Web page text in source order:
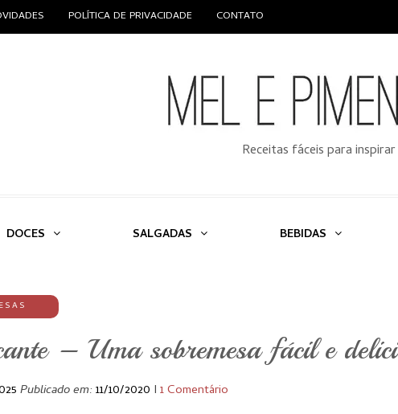
POLÍTICA DE PRIVACIDADE CONTATO
Receitas fáceis para
DOCES SALGADAS BEBIDAS
– Uma sobremesa fácil e
Publicado em:11/10/2020 I 1 Comentário